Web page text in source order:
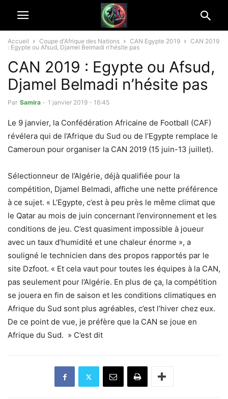
Accueil Coupe d'Afrique des Nations CAN Egypte 2019
CAN 2019
: Egypte ou Afsud, Djamel Belmadi n’hésite pas
CAN 2019 : Egypte ou Afsud,
Djamel Belmadi n’hésite pas
Par Samira - 1 janvier 2019 - 16:45
Le 9 janvier, la Confédération Africaine de Football (CAF)
révélera qui de l’Afrique du Sud ou de l’Egypte remplace le
Cameroun pour organiser la CAN 2019 (15 juin-13 juillet).
Sélectionneur de l’Algérie, déjà qualifiée pour la
compétition, Djamel Belmadi, affiche une nette préférence
à ce sujet. « L’Egypte, c’est à peu près le même climat que
le Qatar au mois de juin concernant l’environnement et les
conditions de jeu. C’est quasiment impossible à joueur
avec un taux d’humidité et une chaleur énorme », a
souligné le technicien dans des propos rapportés par le
site Dzfoot. « Et cela vaut pour toutes les équipes à la CAN,
pas seulement pour l’Algérie. En plus de ça, la compétition
se jouera en fin de saison et les conditions climatiques en
Afrique du Sud sont plus agréables, c’est l’hiver chez eux.
De ce point de vue, je préfère que la CAN se joue en
Afrique du Sud. » C’est dit